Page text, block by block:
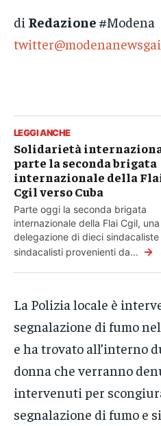
di Redazione #Modena
LEGGI ANCHE
Solidarietà
parte la seconda brigata
internazionale della
Cgil verso Cuba
Parte oggi la seconda brigata
internazionale della Flai Cgil, una
delegazione di dieci sindacaliste
sindacalisti provenienti da... →
La Polizia locale è
segnalazione di fumo
e ha trovato all’interno
donna che verranno
intervenuti per
segnalazione di fumo e